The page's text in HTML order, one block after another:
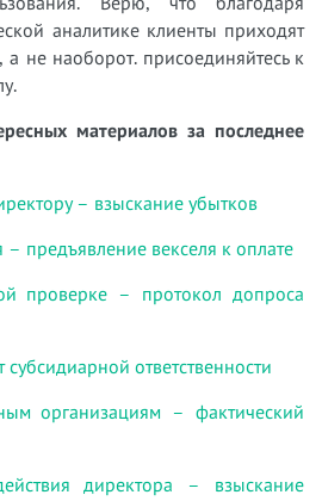
аналитике клиенты приходят
не наоборот. присоединяйтесь к
материалов за последнее
– взыскание убытков
– предъявление векселя к оплате
проверке – протокол допроса
ответственности
организациям – фактический
директора – взыскание